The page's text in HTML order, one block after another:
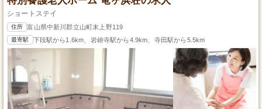
ショートステイ
住所 富山県中新川郡立山町末上野119
最寄駅 下段駅から1.6km、岩峅寺駅から4.9km、寺田駅から5.5km